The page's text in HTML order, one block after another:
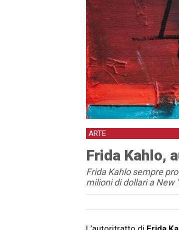
ARTE
Frida Kahlo,
Frida Kahlo sempre
milioni di dollari a New
Articolo
Testo articolo principale